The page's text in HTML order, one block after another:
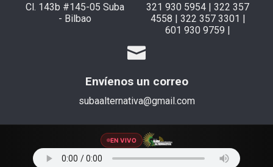
Cl. 143b #145-05 Suba
- Bilbao
321 930 5954 | 322 357
4558 | 322 357 3301 |
601 930 9759 |
Envíenos un correo
subaalternativa@gmail.com
© 2021 Suba Alternativa. Todos los derechos reservados.
EN VIVO